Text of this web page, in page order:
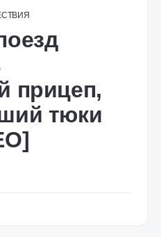
прицеп,
тюки